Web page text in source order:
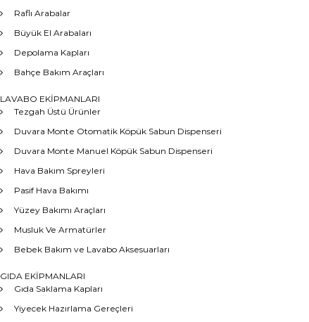
Raflı Arabalar
Büyük El Arabaları
Depolama Kapları
Bahçe Bakım Araçları
LAVABO EKİPMANLARI
Tezgah Üstü Ürünler
Duvara Monte Otomatik Köpük Sabun Dispenseri
Duvara Monte Manuel Köpük Sabun Dispenseri
Hava Bakım Spreyleri
Pasif Hava Bakımı
Yüzey Bakımı Araçları
Musluk Ve Armatürler
Bebek Bakım ve Lavabo Aksesuarları
GIDA EKİPMANLARI
Gıda Saklama Kapları
Yiyecek Hazırlama Gereçleri